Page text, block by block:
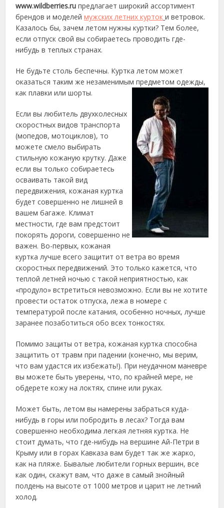
www.wildberries.ru предлагает широкий ассортимент
брендов и моделеймужских летних курток и ветровок.
Казалось бы, зачем летом нужны куртки? Тем более,
если отпуск свой вы собираетесь проводить где-
нибудь в теплых странах.
Не будьте столь беспечны. Куртка летом может
оказаться таким же незаменимым предметом одежды,
как плавки или шорты.
Если вы любитель двухколесных
скоростных видов транспорта
(мопедов, мотоциклов), то
можете смело выбирать
стильную кожаную крутку. Даже
если вы только собираетесь
осваивать такой вид
передвижения, кожаная куртка
будет совершенно не лишней в
вашем багаже. Климат
местности, где вам предстоит
покорять дороги, совершенно не
важен. Во-первых, кожаная
куртка лучше всего защитит от ветра во время
скоростных передвижений. Это только кажется, что
теплой летней ночью с такой неприятностью, как
«продуло» встретиться невозможно. Если вы не хотите
провести остаток отпуска, лежа в номере с
температурой после катания, особенно ночных, лучше
заранее позаботиться обо всех тонкостях.
Помимо защиты от ветра, кожаная куртка способна
защитить от травм при падении (конечно, мы верим,
что вам удастся их избежать!). При неудачном маневре
вы можете быть уверены, что, по крайней мере, не
обдерете кожу на локтях, спине или руках.
Может быть, летом вы намерены забраться куда-
нибудь в горы или побродить в лесах? Тогда вам
совершенно необходима легкая летняя куртка. Не
стоит думать, что где-нибудь на вершине Ай-Петри в
Крыму или в горах Кавказа вам будет так же жарко,
как на пляже. Бывалые любители горных вершин, все
как один, скажут вам, что даже в самый знойный
полдень на высоте от 1000 метров и царит не летний
холод.